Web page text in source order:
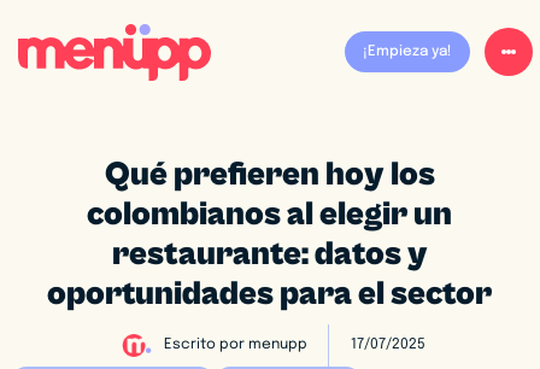
¡Empieza ya!
Qué prefieren hoy los
colombianos al elegir un
restaurante: datos y
oportunidades para el sector
Escrito por menupp 17/07/2025